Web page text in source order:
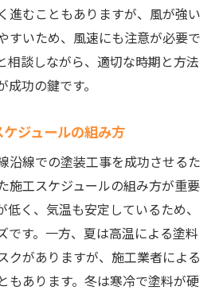
進むこともありますが、風が強い
すいため、風速にも注意が必要で
相談しながら、適切な時期と方法
功の鍵です。
ジュールの組み方
沿線での塗装工事を成功させるた
施工スケジュールの組み方が重要
低く、気温も安定しているため、
です。一方、夏は高温による塗料
クがありますが、施工業者による
もあります。冬は寒冷で塗料が硬